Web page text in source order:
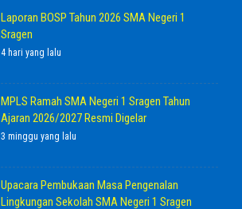
Laporan BOSP Tahun 2026 SMA Negeri 1
Sragen
4 hari yang lalu
MPLS Ramah SMA Negeri 1 Sragen Tahun
Ajaran 2026/2027 Resmi Digelar
3 minggu yang lalu
Upacara Pembukaan Masa Pengenalan
Lingkungan Sekolah SMA Negeri 1 Sragen